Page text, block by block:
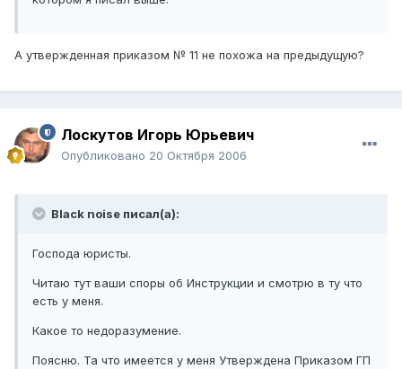
А утвержденная приказом № 11 не похожа на предыдущую?
Лоскутов Игорь Юрьевич
Опубликовано 20 Октября 2006
Black noise писал(а):
Господа юристы.
Читаю тут ваши споры об Инструкции и смотрю в ту что
есть у меня.
Какое то недоразумение.
Поясню. Та что имеется у меня Утверждена Приказом ГП